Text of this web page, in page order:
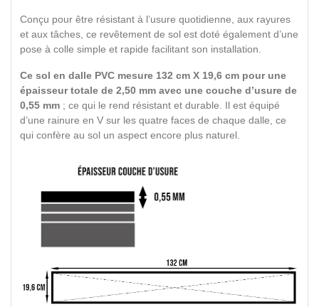
Conçu pour être résistant à l’usure quotidienne, aux rayures
et aux tâches, ce revêtement de sol est doté également d’une
pose à colle simple et rapide facilitant son installation.
Ce sol en dalle PVC mesure 132 cm X 19,6 cm pour une
épaisseur totale de 2,50 mm avec une couche d’usure de
0,55 mm ; ce qui le rend résistant et durable. Il est équipé
d’une rainure en V sur les quatre faces de chaque dalle, ce
qui confère au sol un aspect encore plus naturel.